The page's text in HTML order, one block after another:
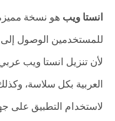
انستا ويب هو نسخة
للمستخدمين الوصول
لأن تنزيل انستا ويب
العربية بكل سلاسة،
لاستخدام التطبيق على